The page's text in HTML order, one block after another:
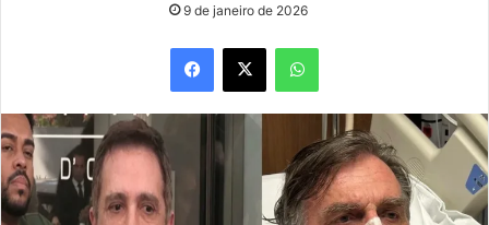
9 de janeiro de 2026
Facebook
X WhatsApp